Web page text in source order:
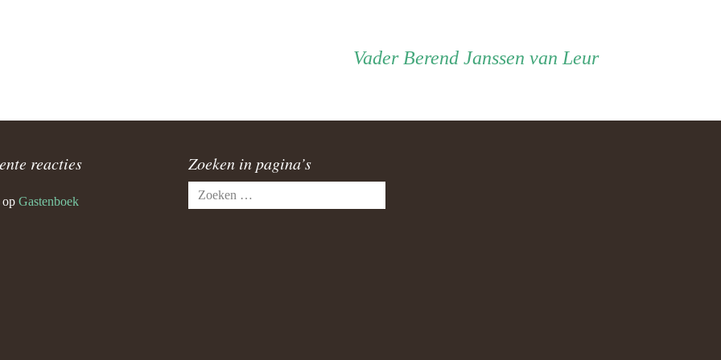
Vader Vader
Berend Janssen van Leur
reacties
op Gastenboek
Zoeken in pagina’s
Zoeken
naar: